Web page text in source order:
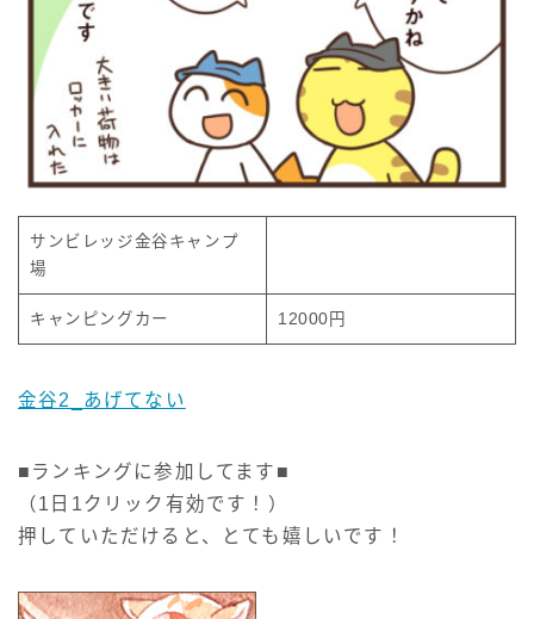
サンビレッジ金谷キャンプ
場
キャンピングカー 12000円
金谷2_あげてない
■ランキングに参加してます■
（1日1クリック有効です！）
押していただけると、とても嬉しいです！